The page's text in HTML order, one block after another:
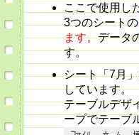
ここで使用し
3つのシートの
ます。データ
す。
シート「7月
しています。
テーブルデザ
ープでテーブ